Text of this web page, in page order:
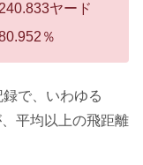
ヤード
％
で、いわゆる
平均以上の飛距離